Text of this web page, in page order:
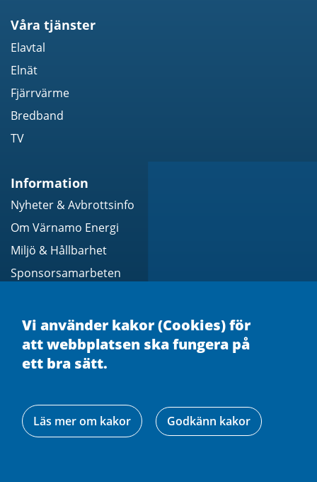
Vi använder kakor (Cookies) för
att webbplatsen ska fungera på
ett bra sätt.
Läs mer om kakor Godkänn kakor
Våra tjänster
Elavtal
Elnät
Fjärrvärme
Bredband
TV
Information
Nyheter & Avbrottsinfo
Om Värnamo Energi
Miljö & Hållbarhet
Sponsorsamarbeten
Övervakningsplan
Visselblåsning
Personuppgiftshantering